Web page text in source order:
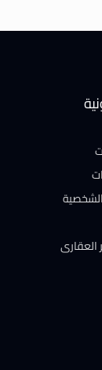
العقارى